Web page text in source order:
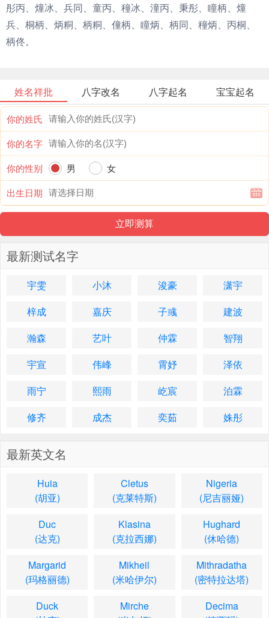
彤丙、燑冰、兵同、童丙、穜冰、潼丙、秉彤、瞳柄、燑
兵、桐柄、炳粡、柄粡、僮柄、瞳炳、柄同、穜炳、丙桐、
柄佟。
姓名祥批 八字改名 八字起名 宝宝起名
你的姓氏
你的名字
你的性别
男
女
出生日期
最新测试名字
宇雯 小沐 浚豪
潇宇
梓成
嘉庆 子彧
建波
瀚森
艺叶 仲霖
智翔
宇宣
伟峰 霄妤
泽依
雨宁
熙雨 屹宸
泊霖
修齐
成杰 奕茹 姝彤
最新英文名
Huia
(胡亚)
Cletus
(克莱特斯)
Nigeria
(尼吉丽娅)
Duc
(达克)
Klasina
(克拉西娜)
Hughard
(休哈德)
Margarid
(玛格丽德)
Mikheil
(米哈伊尔)
Mithradatha
(密特拉达塔)
Duck
Mirche
Decima